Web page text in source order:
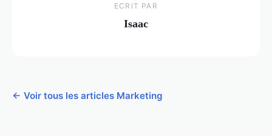
ECRIT PAR
Isaac
← Voir tous les articles Marketing